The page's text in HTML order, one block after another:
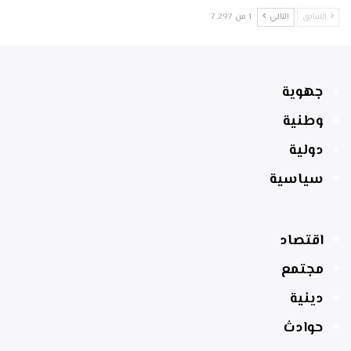
السابق التالي 1 من 7٬297
جهوية
وطنية
دولية
سياسية
اقتصاد
مجتمع
دينية
حوادث